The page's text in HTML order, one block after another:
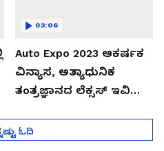
Auto Expo 2023 ಆಕರ್ಷಕ
ವಿನ್ಯಾಸ, ಅತ್ಯಾಧುನಿಕ
ತಂತ್ರಜ್ಞಾನದ ಲೆಕ್ಸಸ್ ಇವಿ
03:06
ಓದಿ